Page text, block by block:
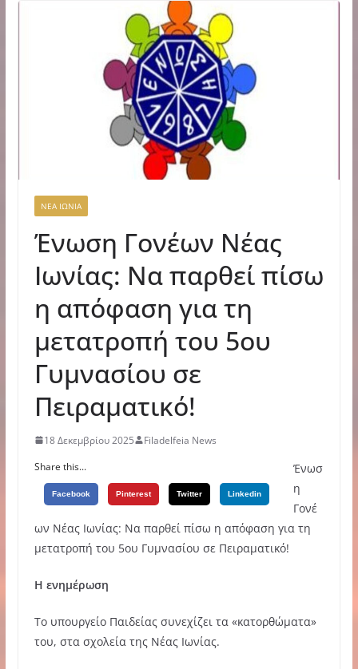
ΝΕΑ ΙΩΝΙΑ
Ένωση Γονέων Νέας
Ιωνίας: Να παρθεί πίσω
η απόφαση για τη
μετατροπή του 5ου
Γυμνασίου σε
Πειραματικό!
18 Δεκεμβρίου 2025
Filadelfeia News
Share this...
Facebook Pinterest Twitter Linkedin
Ένωσ
η
Γονέ
ων Νέας Ιωνίας: Να παρθεί πίσω η απόφαση για τη
μετατροπή του 5ου Γυμνασίου σε Πειραματικό!
Η ενημέρωση
Το υπουργείο Παιδείας συνεχίζει τα «κατορθώματα»
του, στα σχολεία της Νέας Ιωνίας.